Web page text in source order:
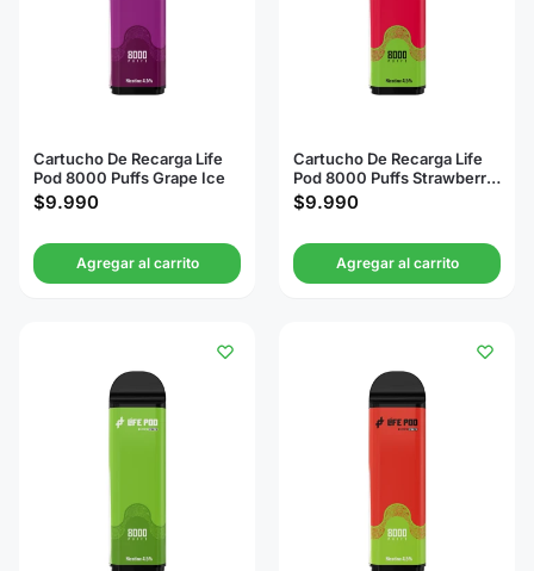
Cartucho De Recarga Life
Pod 8000 Puffs Grape Ice
$9.990
Agregar al carrito
Cartucho De Recarga Life
Pod 8000 Puffs Strawberry
Kiwi
$9.990
Agregar al carrito